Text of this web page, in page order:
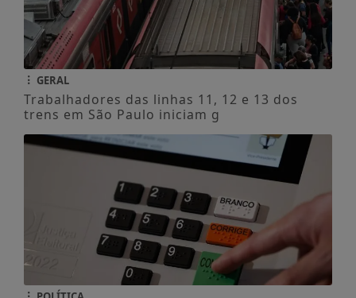
GERAL
Trabalhadores das linhas 11, 12 e 13 dos
trens em São Paulo iniciam g